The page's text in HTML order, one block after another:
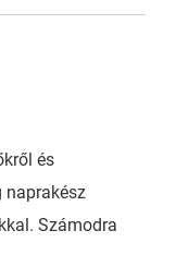
és
naprakész
Számodra